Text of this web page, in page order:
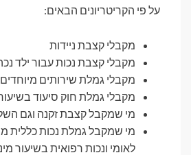
על פי הקריטריונים הבאים:
מקבלי קצבת ניידות
מקבלי קצבת נכות עבור ילד
מקבלי גמלת שירותים
מקבלי גמלת חוק סיעוד בשיעור %
מי שמקבל קצבת זקנה וגם
מי שמקבל גמלת נכות כללית
לאומי ונכות רפואית בשיעור